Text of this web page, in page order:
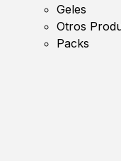
Geles
Otros
Packs